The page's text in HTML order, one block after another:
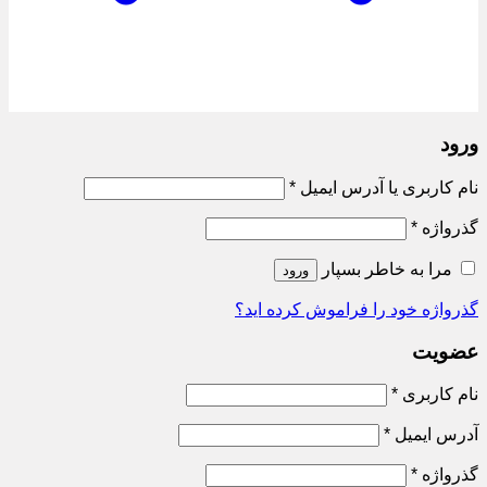
ورود
نام کاربری یا آدرس ایمیل *الزامی
گذرواژه *الزامی
مرا به خاطر بسپار ورود
گذرواژه خود را فراموش کرده اید؟
عضویت
نام کاربری *الزامی
آدرس ایمیل *الزامی
گذرواژه *الزامی